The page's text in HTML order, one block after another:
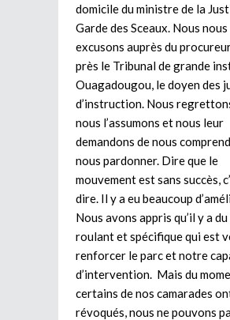
domicile du ministre de la
Garde des Sceaux. Nous nous
excusons auprès du
près le Tribunal de grande
Ouagadougou, le doyen des
d’instruction. Nous
nous l’assumons et nous leur
demandons de nous
nous pardonner. Dire que le
mouvement est sans succès,
dire. Il y a eu beaucoup
Nous avons appris qu’il y a
roulant et spécifique qui est
renforcer le parc et notre
d’intervention. Mais du
certains de nos camarades
révoqués, nous ne pouvons